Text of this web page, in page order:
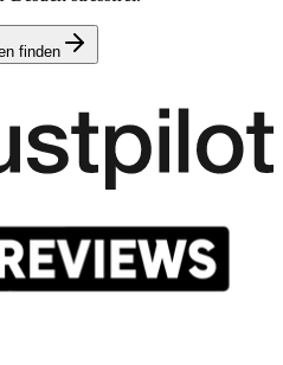
finden